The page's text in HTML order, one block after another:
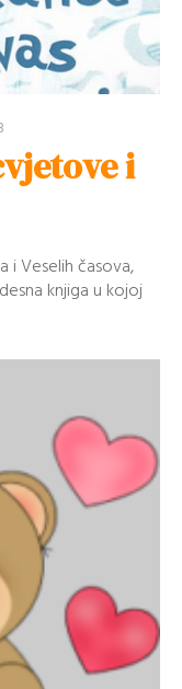
i
i Veselih časova,
knjiga u kojoj